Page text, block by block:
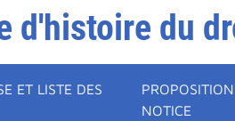
d'histoire du
ET LISTE DES
NOTICE